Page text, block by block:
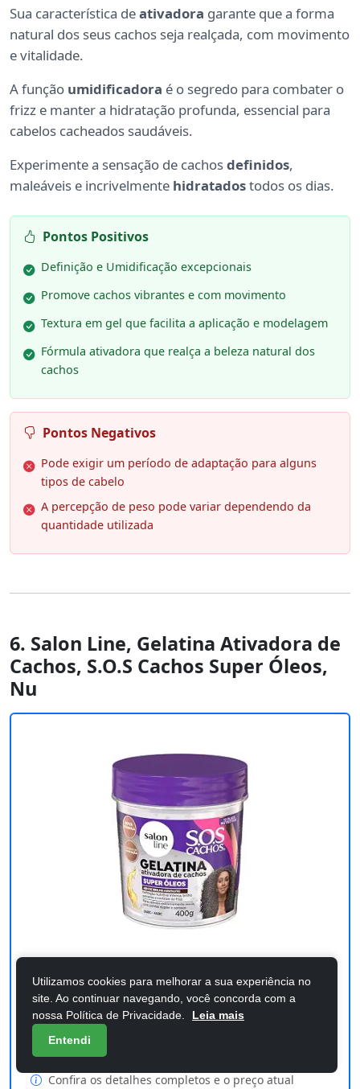
Sua característica deativadora garante que a forma
natural dos seus cachos seja realçada, com movimento
e vitalidade.
A função umidificadora é o segredo para combater o
frizz e manter a hidratação profunda, essencial para
cabelos cacheados saudáveis.
Experimente a sensação de cachosdefinidos,
maleáveis e incrivelmente hidratadostodos os dias.
Pontos Positivos
Definição e Umidificação excepcionais
Promove cachos vibrantes e com movimento
Textura em gel que facilita a aplicação e modelagem
Fórmula ativadora que realça a beleza natural dos
cachos
Pontos Negativos
Pode exigir um período de adaptação para alguns
tipos de cabelo
A percepção de peso pode variar dependendo da
quantidade utilizada
6. Salon Line, Gelatina Ativadora de
Cachos, S.O.S Cachos Super Óleos,
Nu
Nossa escolha
Salon Line, Gelatina Ativadora de
Cachos, S.O.S Cachos Super Óleos, Nu
Confira os detalhes completos e o preço atual
Utilizamos cookies para melhorar a sua experiência no
site. Ao continuar navegando, você concorda com a
nossa Política de Privacidade.
Leia mais
Entendi